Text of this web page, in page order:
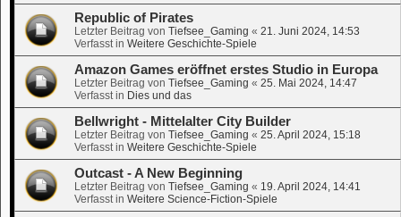
Republic of Pirates
Letzter Beitrag von Tiefsee_Gaming « 21. Juni 2024, 14:53
Verfasst in Weitere Geschichte-Spiele
Amazon Games eröffnet erstes Studio in Europa
Letzter Beitrag von Tiefsee_Gaming « 25. Mai 2024, 14:47
Verfasst in Dies und das
Bellwright - Mittelalter City Builder
Letzter Beitrag von Tiefsee_Gaming « 25. April 2024, 15:18
Verfasst in Weitere Geschichte-Spiele
Outcast - A New Beginning
Letzter Beitrag von Tiefsee_Gaming « 19. April 2024, 14:41
Verfasst in Weitere Science-Fiction-Spiele